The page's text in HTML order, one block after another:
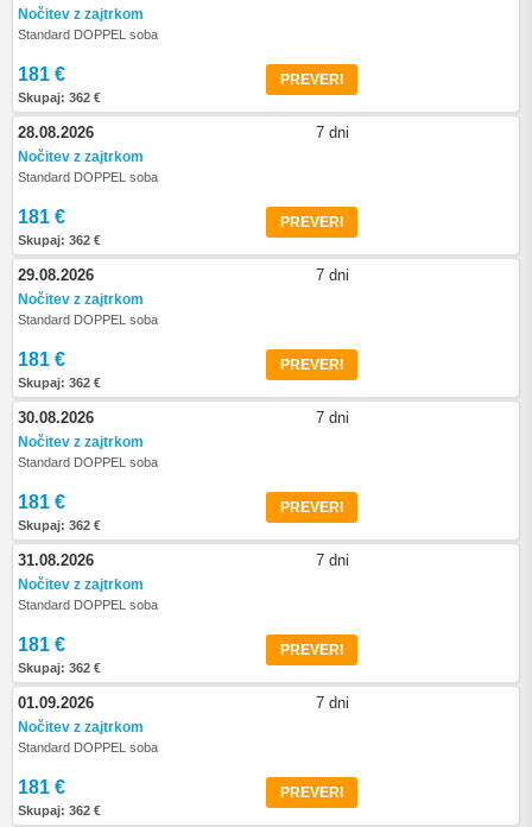
Nočitev z zajtrkom
Standard DOPPEL soba
181 €
Skupaj: 362 €
PREVERI
28.08.2026 7 dni
Nočitev z zajtrkom
Standard DOPPEL soba
181 €
Skupaj: 362 €
PREVERI
29.08.2026 7 dni
Nočitev z zajtrkom
Standard DOPPEL soba
181 €
Skupaj: 362 €
PREVERI
30.08.2026 7 dni
Nočitev z zajtrkom
Standard DOPPEL soba
181 €
Skupaj: 362 €
PREVERI
31.08.2026 7 dni
Nočitev z zajtrkom
Standard DOPPEL soba
181 €
Skupaj: 362 €
PREVERI
01.09.2026 7 dni
Nočitev z zajtrkom
Standard DOPPEL soba
181 €
Skupaj: 362 €
PREVERI